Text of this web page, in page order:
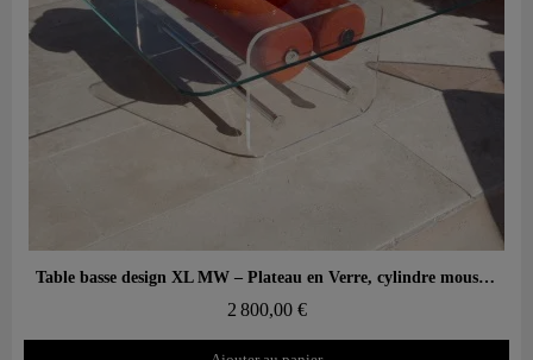
Aperçu rapide Table basse design XL MW – Plateau en Verre, cylindre mousse alvéolaire
2 800,00 €